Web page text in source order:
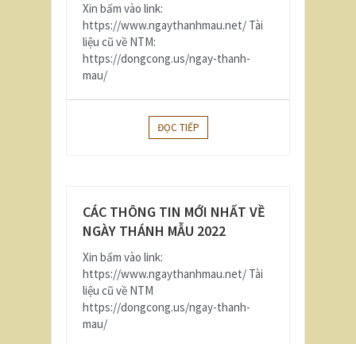
Xin bấm vào link:
https://www.ngaythanhmau.net/ Tài
liệu cũ về NTM:
https://dongcong.us/ngay-thanh-
mau/
ĐỌC TIẾP
CÁC THÔNG TIN MỚI NHẤT VỀ
NGÀY THÁNH MẪU 2022
Xin bấm vào link:
https://www.ngaythanhmau.net/ Tài
liệu cũ về NTM
https://dongcong.us/ngay-thanh-
mau/